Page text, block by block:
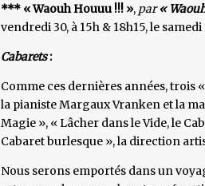
*** « Waouh Houuu !!! », par«
vendredi 30, à 15h & 18h15, le samedi
Cabarets:
Comme ces dernières années, trois
la pianiste Margaux Vranken et la
Magie », « Lâcher dans le Vide, le
Cabaret burlesque », la direction
Nous serons emportés dans un